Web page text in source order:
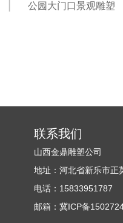
公园大门口景观雕塑
联系我们
山西金鼎雕塑公司
地址：河北省新乐市正
电话：15833951787
邮箱：冀ICP备